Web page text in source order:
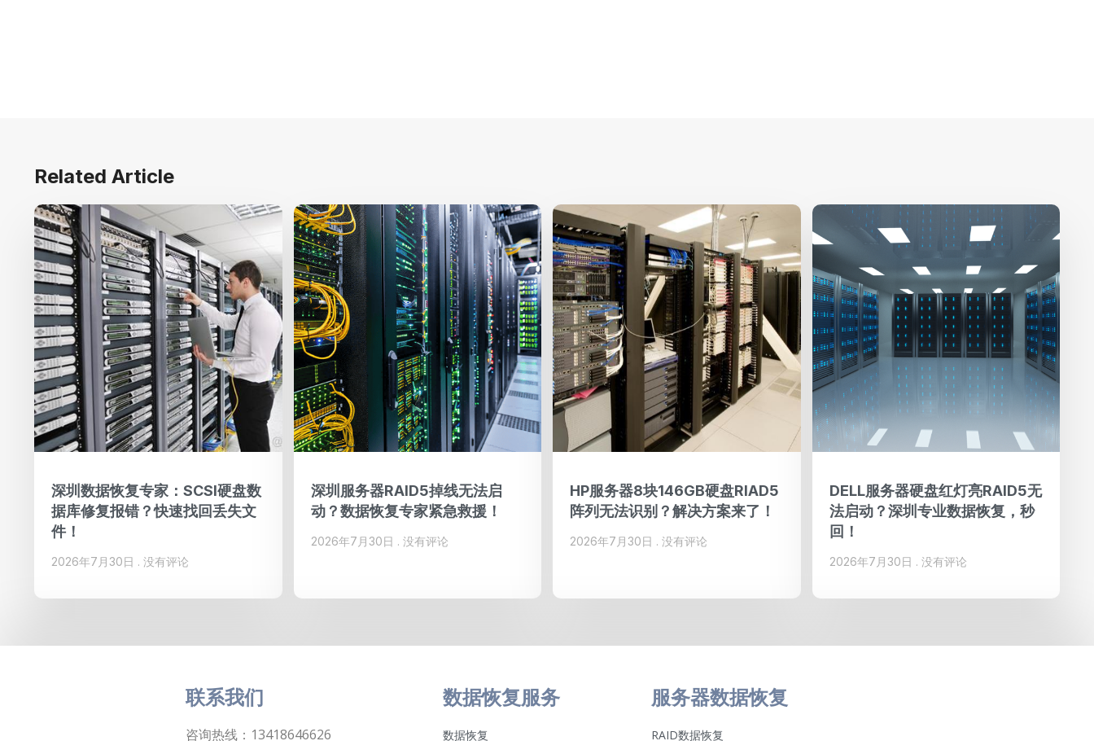
Related Article
深圳数据恢复专家：SCSI硬盘数
据库修复报错？快速找回丢失文
件！
2026年7月30日 没有评论
深圳服务器RAID5掉线无法启
动？数据恢复专家紧急救援！
2026年7月30日 没有评论
HP服务器8块146GB硬盘RIAD5
阵列无法识别？解决方案来了！
2026年7月30日 没有评论
DELL服务器硬盘红灯亮RAID5无
法启动？深圳专业数据恢复，秒
回！
2026年7月30日 没有评论
联系我们
咨询热线：13418646626
数据恢复服务
数据恢复
服务器数据恢复
RAID数据恢复